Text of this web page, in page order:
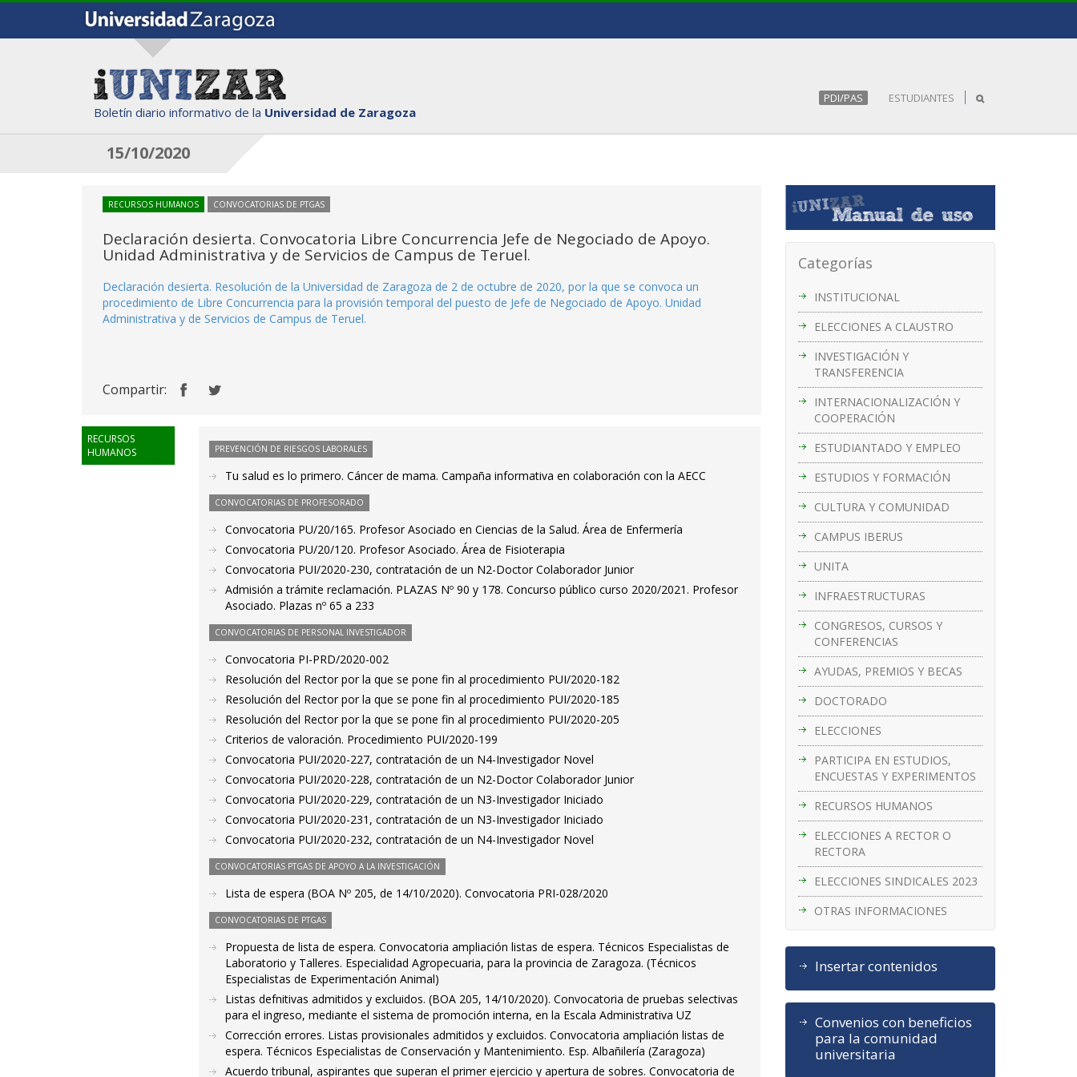
Boletín diario informativo de la Universidad de Zaragoza
PDI/PAS ESTUDIANTES
15/10/2020
Categorías
INSTITUCIONAL
ELECCIONES A CLAUSTRO
INVESTIGACIÓN Y
TRANSFERENCIA
INTERNACIONALIZACIÓN Y
COOPERACIÓN
ESTUDIANTADO Y EMPLEO
ESTUDIOS Y FORMACIÓN
CULTURA Y COMUNIDAD
CAMPUS IBERUS
UNITA
INFRAESTRUCTURAS
CONGRESOS, CURSOS Y
CONFERENCIAS
AYUDAS, PREMIOS Y BECAS
DOCTORADO
ELECCIONES
PARTICIPA EN ESTUDIOS,
ENCUESTAS Y EXPERIMENTOS
RECURSOS HUMANOS
ELECCIONES A RECTOR O
RECTORA
ELECCIONES SINDICALES 2023
OTRAS INFORMACIONES
Insertar contenidos
Convenios con beneficios
para la comunidad
universitaria
RECURSOS HUMANOS CONVOCATORIAS DE PTGAS
Declaración desierta. Convocatoria Libre Concurrencia Jefe de Negociado de Apoyo.
Unidad Administrativa y de Servicios de Campus de Teruel.
Declaración desierta. Resolución de la Universidad de Zaragoza de 2 de octubre de 2020, por la que se convoca un
procedimiento de Libre Concurrencia para la provisión temporal del puesto de Jefe de Negociado de Apoyo. Unidad
Administrativa y de Servicios de Campus de Teruel.
Compartir:
RECURSOS
HUMANOS
PREVENCIÓN DE RIESGOS LABORALES
Tu salud es lo primero. Cáncer de mama. Campaña informativa en colaboración con la AECC
CONVOCATORIAS DE PROFESORADO
Convocatoria PU/20/165. Profesor Asociado en Ciencias de la Salud. Área de Enfermería
Convocatoria PU/20/120. Profesor Asociado. Área de Fisioterapia
Convocatoria PUI/2020-230, contratación de un N2-Doctor Colaborador Junior
Admisión a trámite reclamación. PLAZAS Nº 90 y 178. Concurso público curso 2020/2021. Profesor
Asociado. Plazas nº 65 a 233
CONVOCATORIAS DE PERSONAL INVESTIGADOR
Convocatoria PI-PRD/2020-002
Resolución del Rector por la que se pone fin al procedimiento PUI/2020-182
Resolución del Rector por la que se pone fin al procedimiento PUI/2020-185
Resolución del Rector por la que se pone fin al procedimiento PUI/2020-205
Criterios de valoración. Procedimiento PUI/2020-199
Convocatoria PUI/2020-227, contratación de un N4-Investigador Novel
Convocatoria PUI/2020-228, contratación de un N2-Doctor Colaborador Junior
Convocatoria PUI/2020-229, contratación de un N3-Investigador Iniciado
Convocatoria PUI/2020-231, contratación de un N3-Investigador Iniciado
Convocatoria PUI/2020-232, contratación de un N4-Investigador Novel
CONVOCATORIAS PTGAS DE APOYO A LA INVESTIGACIÓN
Lista de espera (BOA Nº 205, de 14/10/2020). Convocatoria PRI-028/2020
CONVOCATORIAS DE PTGAS
Propuesta de lista de espera. Convocatoria ampliación listas de espera. Técnicos Especialistas de
Laboratorio y Talleres. Especialidad Agropecuaria, para la provincia de Zaragoza. (Técnicos
Especialistas de Experimentación Animal)
Listas defnitivas admitidos y excluidos. (BOA 205, 14/10/2020). Convocatoria de pruebas selectivas
para el ingreso, mediante el sistema de promoción interna, en la Escala Administrativa UZ
Corrección errores. Listas provisionales admitidos y excluidos. Convocatoria ampliación listas de
espera. Técnicos Especialistas de Conservación y Mantenimiento. Esp. Albañilería (Zaragoza)
Acuerdo tribunal, aspirantes que superan el primer ejercicio y apertura de sobres. Convocatoria de